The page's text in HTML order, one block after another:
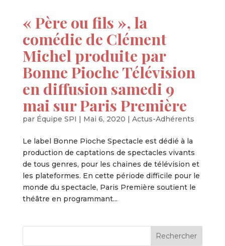
« Père ou fils », la
comédie de Clément
Michel produite par
Bonne Pioche Télévision
en diffusion samedi 9
mai sur Paris Première
par Équipe SPI | Mai 6, 2020 | Actus-Adhérents
Le label Bonne Pioche Spectacle est dédié à la
production de captations de spectacles vivants
de tous genres, pour les chaines de télévision et
les plateformes. En cette période difficile pour le
monde du spectacle, Paris Première soutient le
théâtre en programmant...